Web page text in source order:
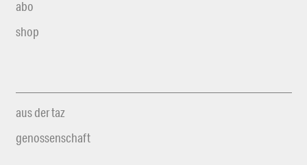
abo
shop
aus der taz
genossenschaft